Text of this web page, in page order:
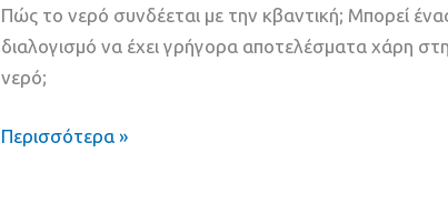
Πώς το νερό συνδέεται με την κβαντική; Μπορεί
διαλογισμό να έχει γρήγορα αποτελέσματα χάρη
νερό;
νερό
Περισσότερα »